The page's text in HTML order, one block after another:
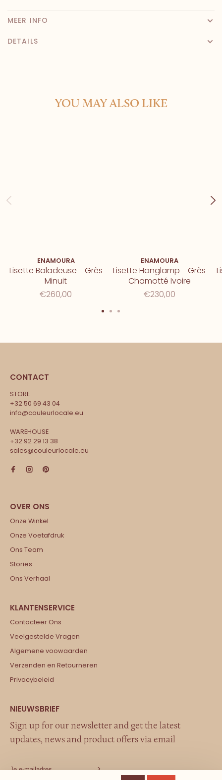
MEER INFO
DETAILS
YOU MAY ALSO LIKE
ENAMOURA
Lisette Baladeuse - Grès
Minuit
€260,00
ENAMOURA
Lisette Hanglamp - Grès
Chamotté Ivoire
€230,00
CONTACT
STORE
+32 50 69 43 04
info@couleurlocale.eu
WAREHOUSE
+32 92 29 13 38
sales@couleurlocale.eu
Onze Winkel
Onze Voetafdruk
Ons Team
Stories
Ons Verhaal
Contacteer Ons
Veelgestelde Vragen
Algemene voowaarden
Verzenden en Retourneren
Privacybeleid
Sign up for our newsletter and get the latest
updates, news and product offers via email